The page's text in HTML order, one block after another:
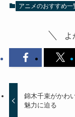
アニメのおすすめ一
よ
錦木千束がかわ
魅力に迫る